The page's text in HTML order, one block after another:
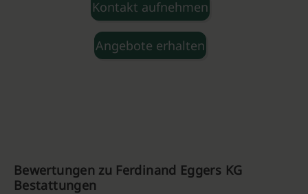
Kontakt aufnehmen
Angebote erhalten
Bewertungen zu Ferdinand Eggers KG
Bestattungen